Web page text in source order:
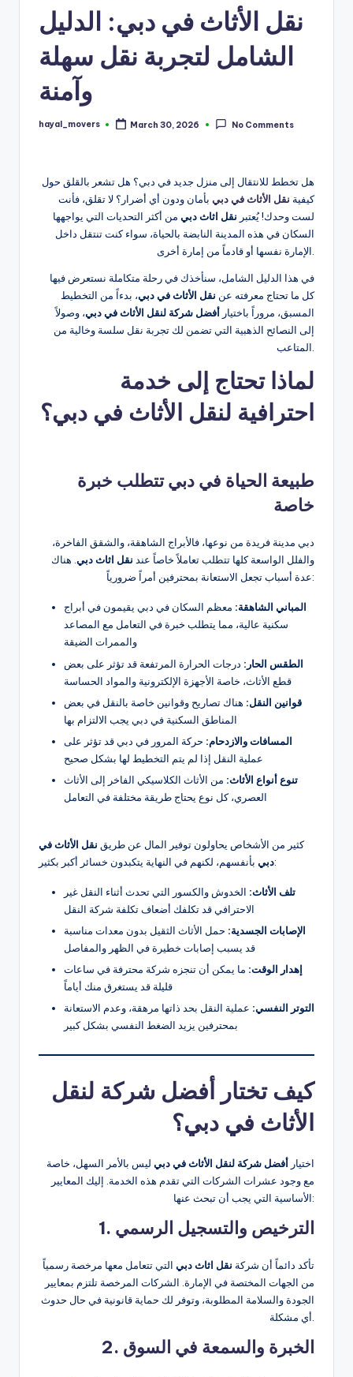
ث
نقل الأثاث في دبي: الدليل
الشامل لتجربة نقل سهلة
وآمنة
Posted
hayal_movers March 30, 2026 No Comments
هل تخطط للانتقال إلى منزل جديد في دبي؟ هل تشعر بالقلق حول
كيفية نقل الأثاث في دبي بأمان ودون أي أضرار؟ لا تقلق، فأنت
لست وحدك! يُعتبر نقل اثاث دبي من أكثر التحديات التي يواجهها
السكان في هذه المدينة النابضة بالحياة، سواء كنت تنتقل داخل
الإمارة نفسها أو قادماً من إمارة أخرى.
في هذا الدليل الشامل، سنأخذك في رحلة متكاملة نستعرض فيها
كل ما تحتاج معرفته عن نقل الأثاث في دبي، بدءاً من التخطيط
المسبق، مروراً باختيار أفضل شركة لنقل الأثاث في دبي، وصولاً
إلى النصائح الذهبية التي تضمن لك تجربة نقل سلسة وخالية من
المتاعب.
لماذا تحتاج إلى خدمة
احترافية لنقل الأثاث في دبي؟
طبيعة الحياة في دبي تتطلب خبرة
خاصة
دبي مدينة فريدة من نوعها، فالأبراج الشاهقة، والشقق الفاخرة،
والفلل الواسعة كلها تتطلب تعاملاً خاصاً عند نقل اثاث دبي. هناك
عدة أسباب تجعل الاستعانة بمحترفين أمراً ضرورياً:
المباني الشاهقة: معظم السكان في دبي يقيمون في أبراج
سكنية عالية، مما يتطلب خبرة في التعامل مع المصاعد
والممرات الضيقة
الطقس الحار: درجات الحرارة المرتفعة قد تؤثر على بعض
قطع الأثاث، خاصة الأجهزة الإلكترونية والمواد الحساسة
قوانين النقل: هناك تصاريح وقوانين خاصة بالنقل في بعض
المناطق السكنية في دبي يجب الالتزام بها
المسافات والازدحام: حركة المرور في دبي قد تؤثر على
عملية النقل إذا لم يتم التخطيط لها بشكل صحيح
تنوع أنواع الأثاث: من الأثاث الكلاسيكي الفاخر إلى الأثاث
العصري، كل نوع يحتاج طريقة مختلفة في التعامل
كثير من الأشخاص يحاولون توفير المال عن طريق نقل الأثاث في
دبيبأنفسهم، لكنهم في النهاية يتكبدون خسائر أكبر بكثير:
تلف الأثاث: الخدوش والكسور التي تحدث أثناء النقل غير
الاحترافي قد تكلفك أضعاف تكلفة شركة النقل
الإصابات الجسدية: حمل الأثاث الثقيل بدون معدات مناسبة
قد يسبب إصابات خطيرة في الظهر والمفاصل
إهدار الوقت: ما يمكن أن تنجزه شركة محترفة في ساعات
قليلة قد يستغرق منك أياماً
التوتر النفسي: عملية النقل بحد ذاتها مرهقة، وعدم الاستعانة
بمحترفين يزيد الضغط النفسي بشكل كبير
كيف تختار أفضل شركة لنقل
الأثاث في دبي؟
اختيار أفضل شركة لنقل الأثاث في دبي ليس بالأمر السهل، خاصة
مع وجود عشرات الشركات التي تقدم هذه الخدمة. إليك المعايير
الأساسية التي يجب أن تبحث عنها:
1. الترخيص والتسجيل الرسمي
تأكد دائماً أن شركة نقل اثاث دبي التي تتعامل معها مرخصة رسمياً
من الجهات المختصة في الإمارة. الشركات المرخصة تلتزم بمعايير
الجودة والسلامة المطلوبة، وتوفر لك حماية قانونية في حال حدوث
أي مشكلة.
2. الخبرة والسمعة في السوق